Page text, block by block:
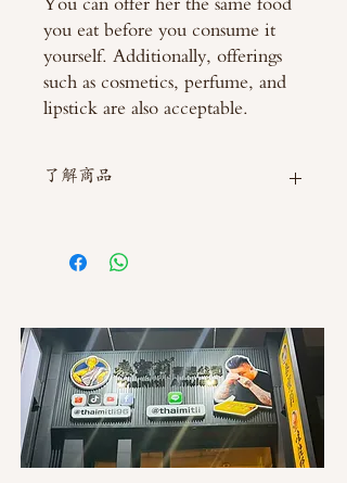
you eat before you consume it
yourself. Additionally, offerings
such as cosmetics, perfume, and
lipstick are also acceptable.
了解商品